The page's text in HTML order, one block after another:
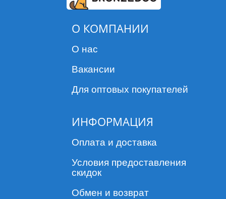
О КОМПАНИИ
О нас
Вакансии
Для оптовых покупателей
ИНФОРМАЦИЯ
Оплата и доставка
Условия предоставления
скидок
Обмен и возврат